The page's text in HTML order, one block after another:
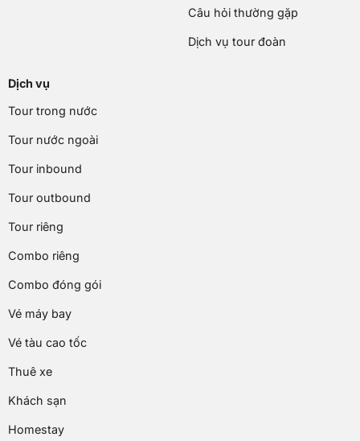
Câu hỏi thường gặp
Dịch vụ tour đoàn
Dịch vụ
Tour trong nước
Tour nước ngoài
Tour inbound
Tour outbound
Tour riêng
Combo riêng
Combo đóng gói
Vé máy bay
Vé tàu cao tốc
Thuê xe
Khách sạn
Homestay